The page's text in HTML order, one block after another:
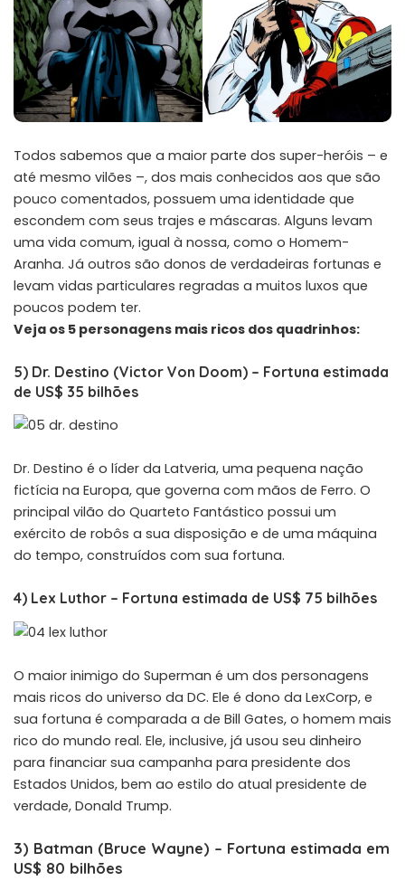
Todos sabemos que a maior parte dos super-heróis – e
até mesmo vilões –, dos mais conhecidos aos que são
pouco comentados, possuem uma identidade que
escondem com seus trajes e máscaras. Alguns levam
uma vida comum, igual à nossa, como o Homem-
Aranha. Já outros são donos de verdadeiras fortunas e
levam vidas particulares regradas a muitos luxos que
poucos podem ter.
Veja os 5 personagens mais ricos dos quadrinhos:
5) Dr. Destino (Victor Von Doom) – Fortuna estimada
de US$ 35 bilhões
Dr. Destino é o líder da Latveria, uma pequena nação
fictícia na Europa, que governa com mãos de Ferro. O
principal vilão do Quarteto Fantástico possui um
exército de robôs a sua disposição e de uma máquina
do tempo, construídos com sua fortuna.
4) Lex Luthor – Fortuna estimada de US$ 75 bilhões
O maior inimigo do Superman é um dos personagens
mais ricos do universo da DC. Ele é dono da LexCorp, e
sua fortuna é comparada a de Bill Gates, o homem mais
rico do mundo real. Ele, inclusive, já usou seu dinheiro
para financiar sua campanha para presidente dos
Estados Unidos, bem ao estilo do atual presidente de
verdade, Donald Trump.
3) Batman (Bruce Wayne) – Fortuna estimada em
US$ 80 bilhões